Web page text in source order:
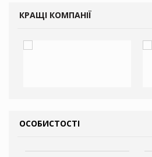
КРАЩІ КОМПАНІЇ
ОСОБИСТОСТІ